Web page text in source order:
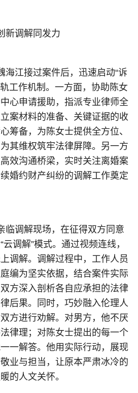
新调解同发力
海江接过案件后，迅速启动“诉
工作机制。一方面，协助陈女
心申请援助，指派专业律师全
案材料的准备、关键证据的收
筹备，为陈女士提供全方位、
其维权筑牢法律屏障。另一方
效沟通桥梁，实时关注离婚案
婚约财产纠纷的调解工作奠定
临调解现场，在征得双方同意
调解”模式。通过视频连线，
调解。调解过程中，工作人员
编为坚实依据，结合案件实际
方深入剖析各自应承担的法律
后果。同时，巧妙融入伦理人
方进行劝解。对男方，他不厌
律理；对陈女士提出的每一个
一解答。他用实际行动，展现
业与担当，让原本严肃冰冷的
的人文关怀。